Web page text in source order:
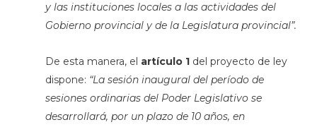
y las instituciones locales a las actividades del
Gobierno provincial y de la Legislatura provincial”.
De esta manera, el artículo 1del proyecto de ley
dispone: “La sesión inaugural del período de
sesiones ordinarias del Poder Legislativo se
desarrollará, por un plazo de 10 años, en